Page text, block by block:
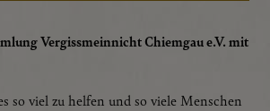
Vergissmeinnicht Chiemgau e.V. mit
so viel zu helfen und so viele Menschen